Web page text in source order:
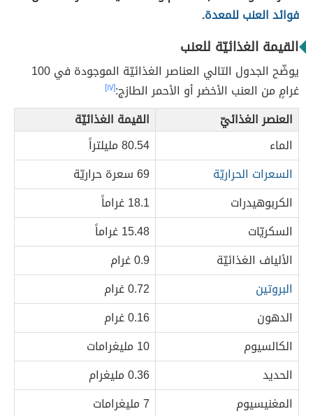
فوائد العنب للمعدة.
القيمة الغذائيّة للعنب
يوضّح الجدول التالي العناصر الغذائيّة الموجودة في 100
غرامٍ من العنب الأخضر أو الأحمر الطازج:[١٧]
العنصر الغذائيّ
القيمة الغذائيّة
الماء
80.54 مليلتراً
السعرات الحراريّة
69 سعرة حراريّة
الكربوهيدرات
18.1 غراماً
السكريّات
15.48 غراماً
الألياف الغذائيّة
0.9 غرام
البروتين
0.72 غرام
الدهون
0.16 غرام
الكالسيوم
10 مليغرامات
الحديد
0.36 مليغرام
المغنيسيوم
7 مليغرامات